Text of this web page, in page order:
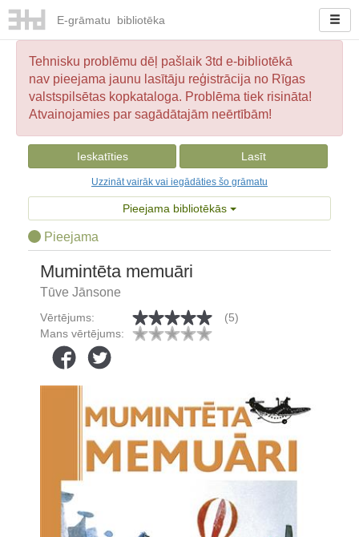
E-grāmatu bibliotēka
Tehnisku problēmu dēļ pašlaik 3td e-bibliotēkā
nav pieejama jaunu lasītāju reģistrācija no Rīgas
valstspilsētas kopkataloga. Problēma tiek risināta!
Atvainojamies par sagādātajām neērtībām!
Ieskatīties Lasīt
Uzzināt vairāk vai iegādāties šo grāmatu
Pieejama bibliotēkās
Pieejama
Mumintēta memuāri
Tūve Jānsone
Vērtējums:
(5)
Mans vērtējums: